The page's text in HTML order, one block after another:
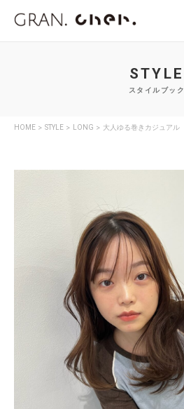
STYLE
スタイルブック
HOME > STYLE > LONG > 大人ゆる巻きカジュアル